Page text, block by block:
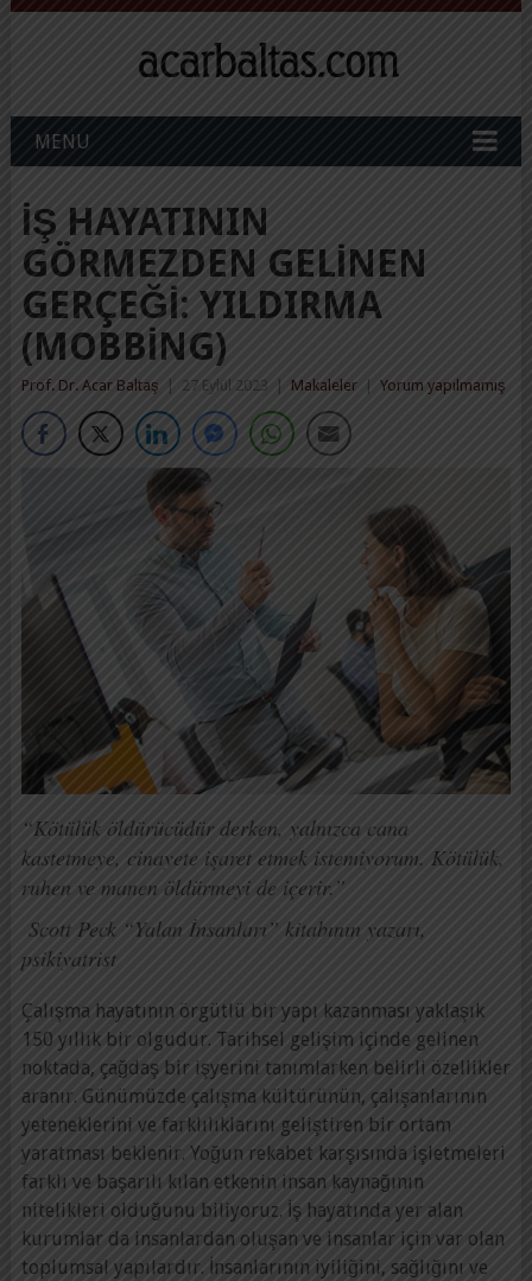
MENU
İŞ HAYATININ
GÖRMEZDEN GELINEN
GERÇEĞI: YILDIRMA
(MOBBING)
Prof. Dr. Acar Baltaş 27 Eylül 2023 Makaleler Yorum yapılmamış
“Kötülük öldürücüdür derken, yalnızca cana
kastetmeye, cinayete işaret etmek istemiyorum. Kötülük,
ruhen ve manen öldürmeyi de içerir.”
Scott Peck “Yalan İnsanları” kitabının yazarı,
psikiyatrist
Çalışma hayatının örgütlü bir yapı kazanması yaklaşık
150 yıllık bir olgudur. Tarihsel gelişim içinde gelinen
noktada, çağdaş bir işyerini tanımlarken belirli özellikler
aranır. Günümüzde çalışma kültürünün, çalışanlarının
yeteneklerini ve farklılıklarını geliştiren bir ortam
yaratması beklenir. Yoğun rekabet karşısında işletmeleri
farklı ve başarılı kılan etkenin insan kaynağının
nitelikleri olduğunu biliyoruz. İş hayatında yer alan
kurumlar da insanlardan oluşan ve insanlar için var olan
toplumsal yapılardır. İnsanlarının iyiliğini, sağlığını ve